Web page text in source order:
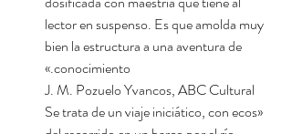
lector en suspenso. Es que amolda muy
bien la estructura a una aventura de
conocimiento.»
J. M. Pozuelo Yvancos, ABC Cultural
«Se trata de un viaje iniciático, con ecos